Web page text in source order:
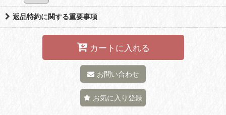
返品特約に関する重要事項
カートに入れる
お問い合わせ
お気に入り登録